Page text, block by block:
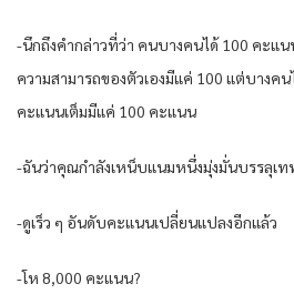
-นึกถึงคำกล่าวที่ว่า คนบางคนได้ 100 คะแน
ความสามารถของตัวเองมีแค่ 100 แต่บางค
คะแนนเต็มมีแค่ 100 คะแนน
-ฉันว่าคุณกำลังเหน็บแนมหนึ่งมุ่งมั่นบรรลุเ
-ดูเร็ว ๆ อันดับคะแนนเปลี่ยนแปลงอีกแล้ว
-โห 8,000 คะแนน?